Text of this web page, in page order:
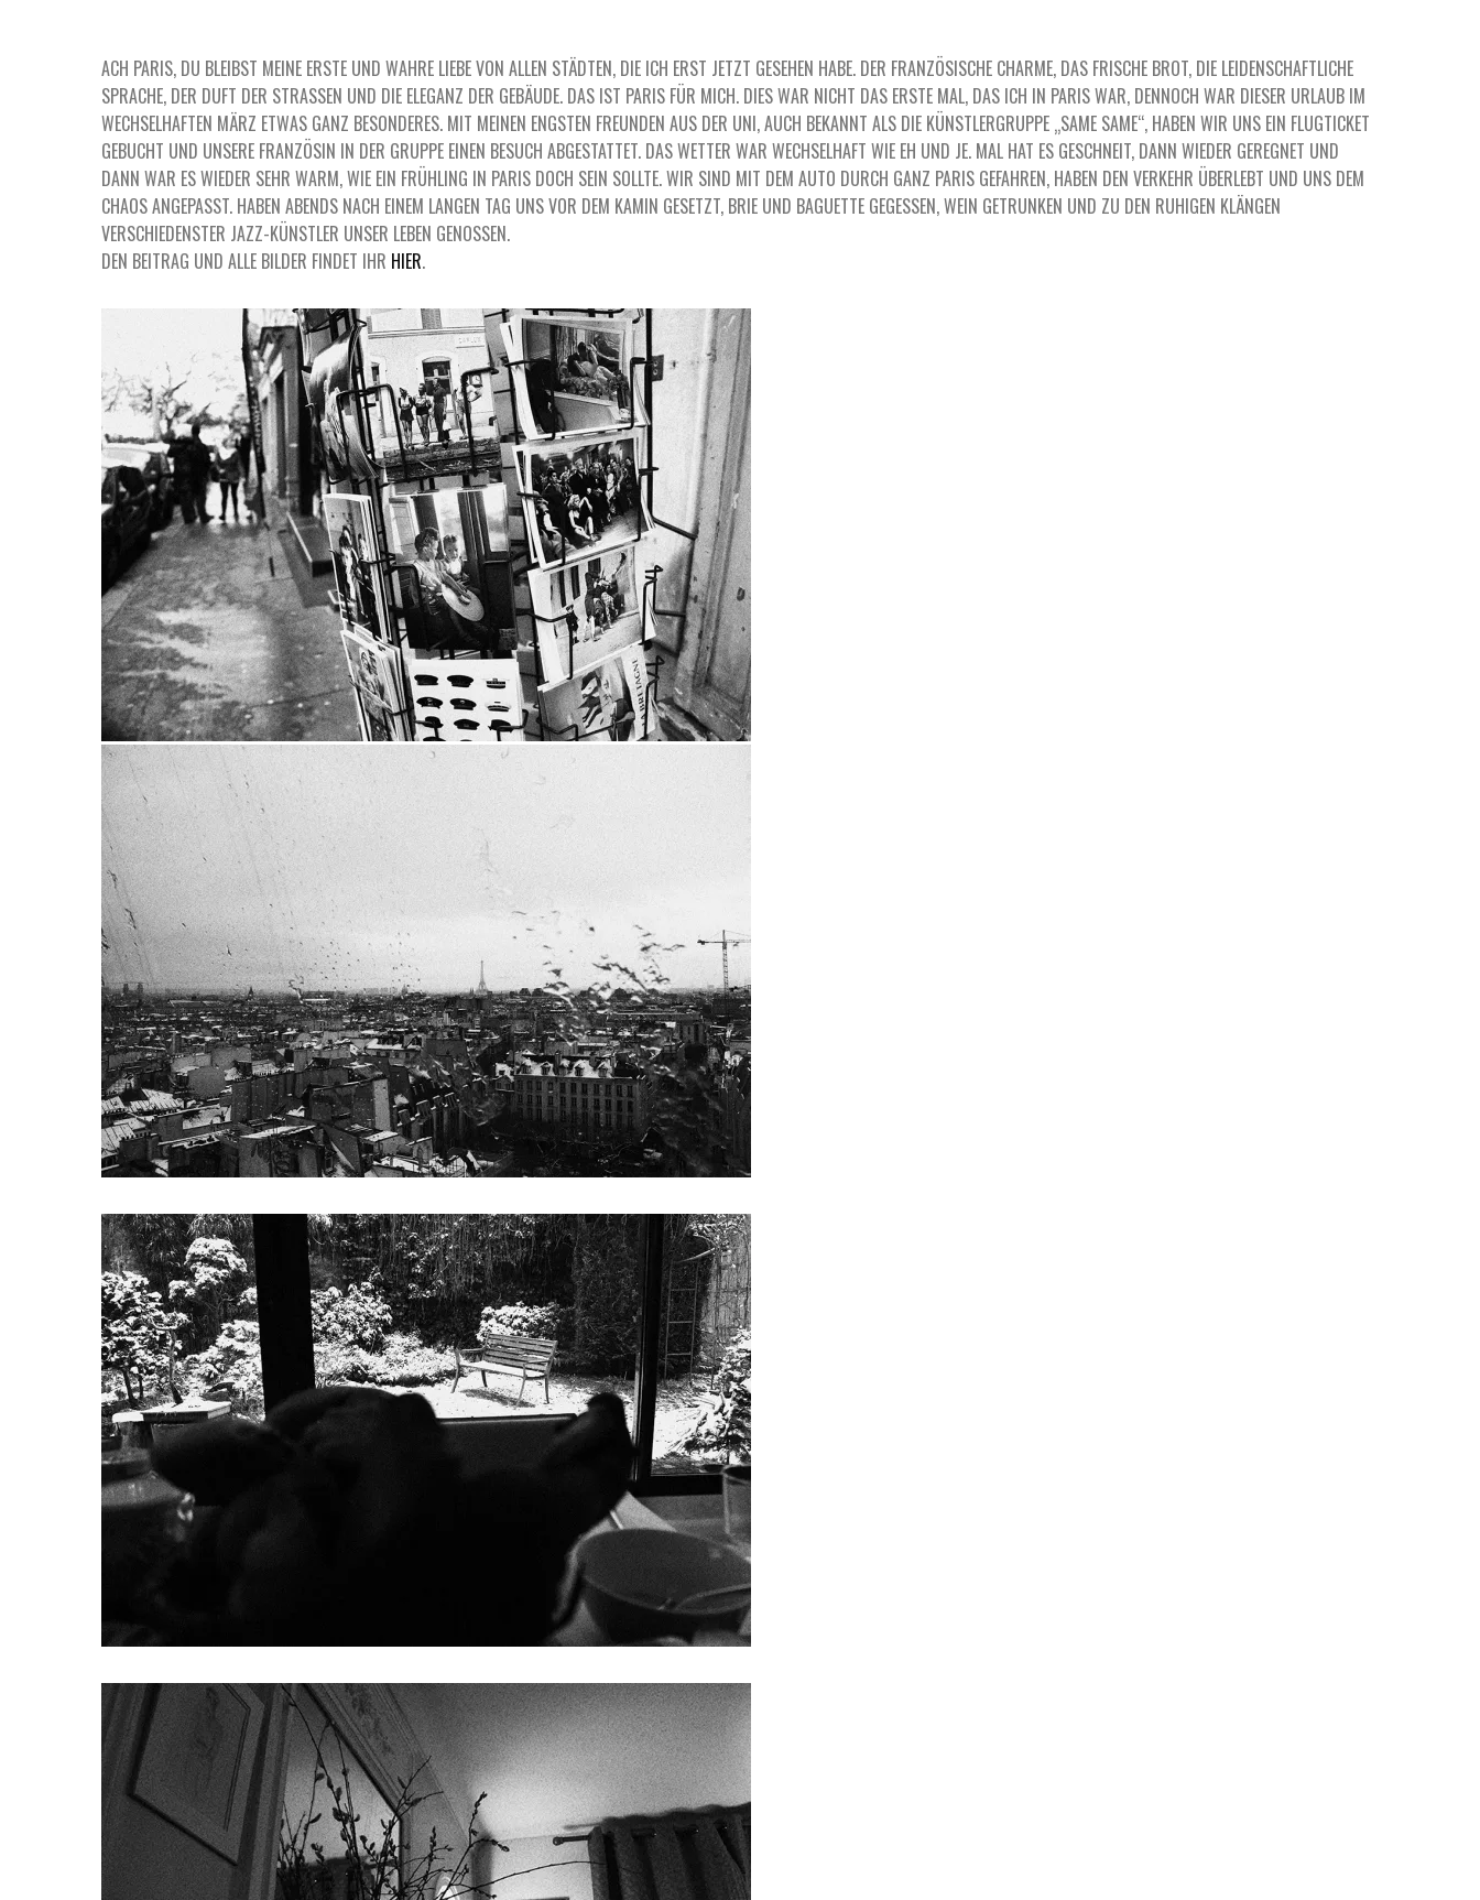
ACH PARIS, DU BLEIBST MEINE ERSTE UND WAHRE LIEBE VON ALLEN STÄDTEN, DIE ICH ERST JETZT GESEHEN HABE. DER FRANZÖSISCHE CHARME, DAS FRISCHE BROT, DIE LEIDENSCHAFTLICHE
SPRACHE, DER DUFT DER STRASSEN UND DIE ELEGANZ DER GEBÄUDE. DAS IST PARIS FÜR MICH. DIES WAR NICHT DAS ERSTE MAL, DAS ICH IN PARIS WAR, DENNOCH WAR DIESER URLAUB IM W
ECHSELHAFTEN MÄRZ ETWAS GANZ BESONDERES. MIT MEINEN ENGSTEN FREUNDEN AUS DER UNI, AUCH BEKANNT ALS DIE KÜNSTLERGRUPPE „SAME SAME“, HABEN WIR UNS EIN FLUGTICKET G
EBUCHT UND UNSERE FRANZÖSIN IN DER GRUPPE EINEN BESUCH ABGESTATTET. DAS WETTER WAR WECHSELHAFT WIE EH UND JE. MAL HAT ES GESCHNEIT, DANN WIEDER GEREGNET UND D
ANN WAR ES WIEDER SEHR WARM, WIE EIN FRÜHLING IN PARIS DOCH SEIN SOLLTE. WIR SIND MIT DEM AUTO DURCH GANZ PARIS GEFAHREN, HABEN DEN VERKEHR ÜBERLEBT UND UNS DEM C
HAOS ANGEPASST. HABEN ABENDS NACH EINEM LANGEN TAG UNS VOR DEM KAMIN GESETZT, BRIE UND BAGUETTE GEGESSEN, WEIN GETRUNKEN UND ZU DEN RUHIGEN KLÄNGEN V
ERSCHIEDENSTER JAZZ-KÜNSTLER UNSER LEBEN GENOSSEN.
DEN BEITRAG UND ALLE BILDER FINDET IHR HIER.